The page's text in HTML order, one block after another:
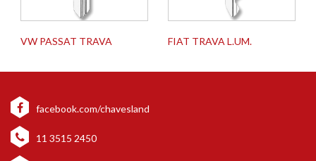
VW PASSAT TRAVA FIAT TRAVA L.UM.
facebook.com/chavesland
11 3515 2450